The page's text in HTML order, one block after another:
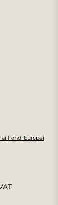
Fondi Europei